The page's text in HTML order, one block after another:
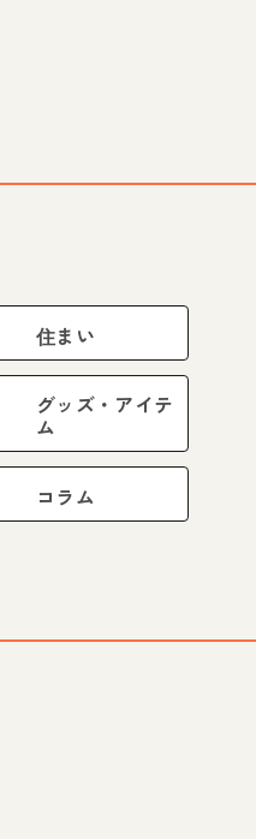
住まい
グッズ・アイテ
ム
コラム